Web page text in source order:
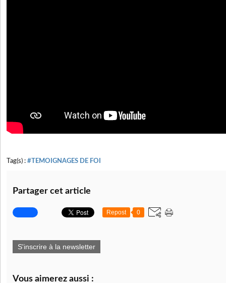
Tag(s) : #TEMOIGNAGES DE FOI
Partager cet article
Repost 0
S'inscrire à la newsletter
Vous aimerez aussi :